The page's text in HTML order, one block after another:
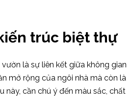
trúc biệt thự
là sự liên kết giữa không gian
mở rộng của ngôi nhà mà còn là
này, cần chú ý đến màu sắc, chất